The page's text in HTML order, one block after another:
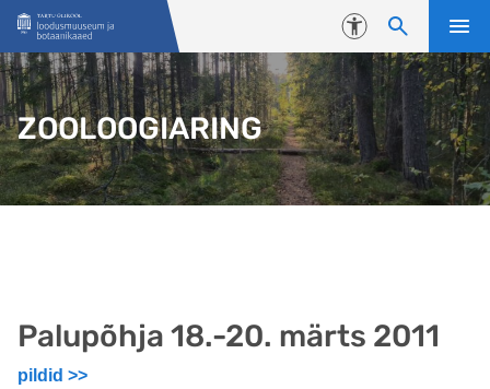
Liigu edasi põhisisu juurde
Juurdepääsetavus
ZOOLOOGIARING
Palupõhja 18.-20. märts 2011
pildid >>